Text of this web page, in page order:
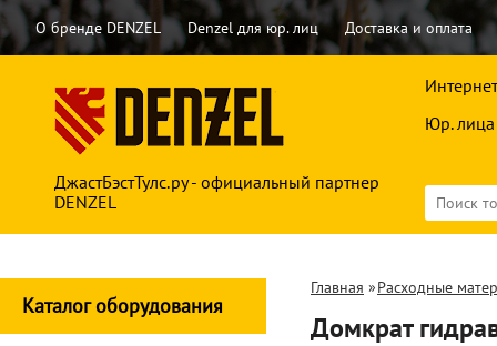
О бренде DENZEL Denzel для юр. лиц Доставка и оплата
ДжастБэстТулс.ру - официальный партнер
DENZEL
Юр. лица
Каталог оборудования
Главная »Расходные
Домкрат